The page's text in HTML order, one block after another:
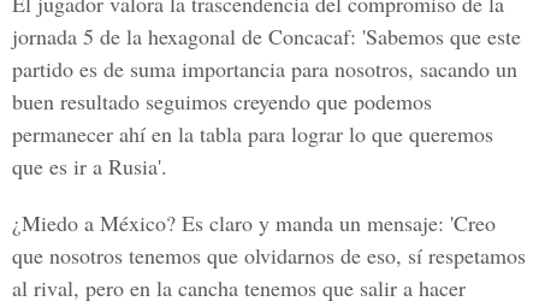
jornada 5 de la hexagonal de Concacaf: 'Sabemos que este
partido es de suma importancia para nosotros, sacando un
buen resultado seguimos creyendo que podemos
permanecer ahí en la tabla para lograr lo que queremos
que es ir a Rusia'.
¿Miedo a México? Es claro y manda un mensaje: 'Creo
que nosotros tenemos que olvidarnos de eso, sí respetamos
al rival, pero en la cancha tenemos que salir a hacer